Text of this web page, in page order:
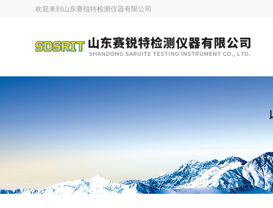
欢迎来到 山东赛锐特检测仪器有限公司